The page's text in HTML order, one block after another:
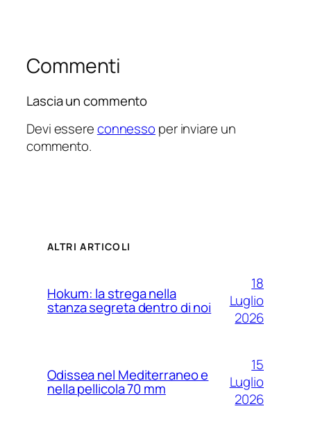
Commenti
Lascia un commento
Devi essereconnesso per inviare un
commento.
ALTRI ARTICOLI
Hokum: la strega nella
stanza segreta dentro di noi
18
Luglio
2026
Odissea nel Mediterraneo e
nella pellicola 70 mm
15
Luglio
2026